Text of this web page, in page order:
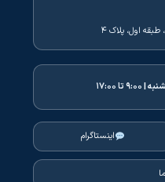
اول، پلاک ۴
تا ۱۷:۰۰
اینستاگرام